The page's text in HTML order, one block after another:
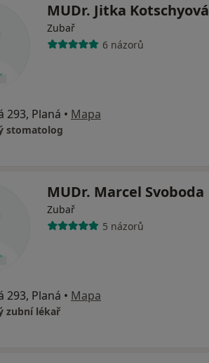
MUDr. Jitka Kotschyová
Zubař
6 názorů
293, Planá • Mapa
stomatolog
MUDr. Marcel Svoboda
Zubař
5 názorů
293, Planá • Mapa
zubní lékař